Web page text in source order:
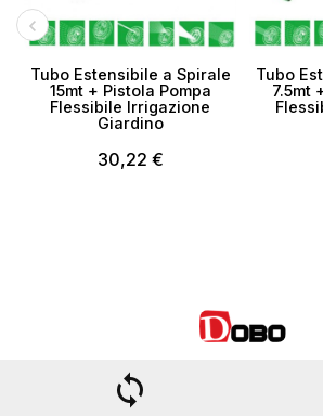
Tubo Estensibile a Spirale
15mt + Pistola Pompa
Flessibile Irrigazione
Giardino
30,22 €
Tubo
7.5mt
loop